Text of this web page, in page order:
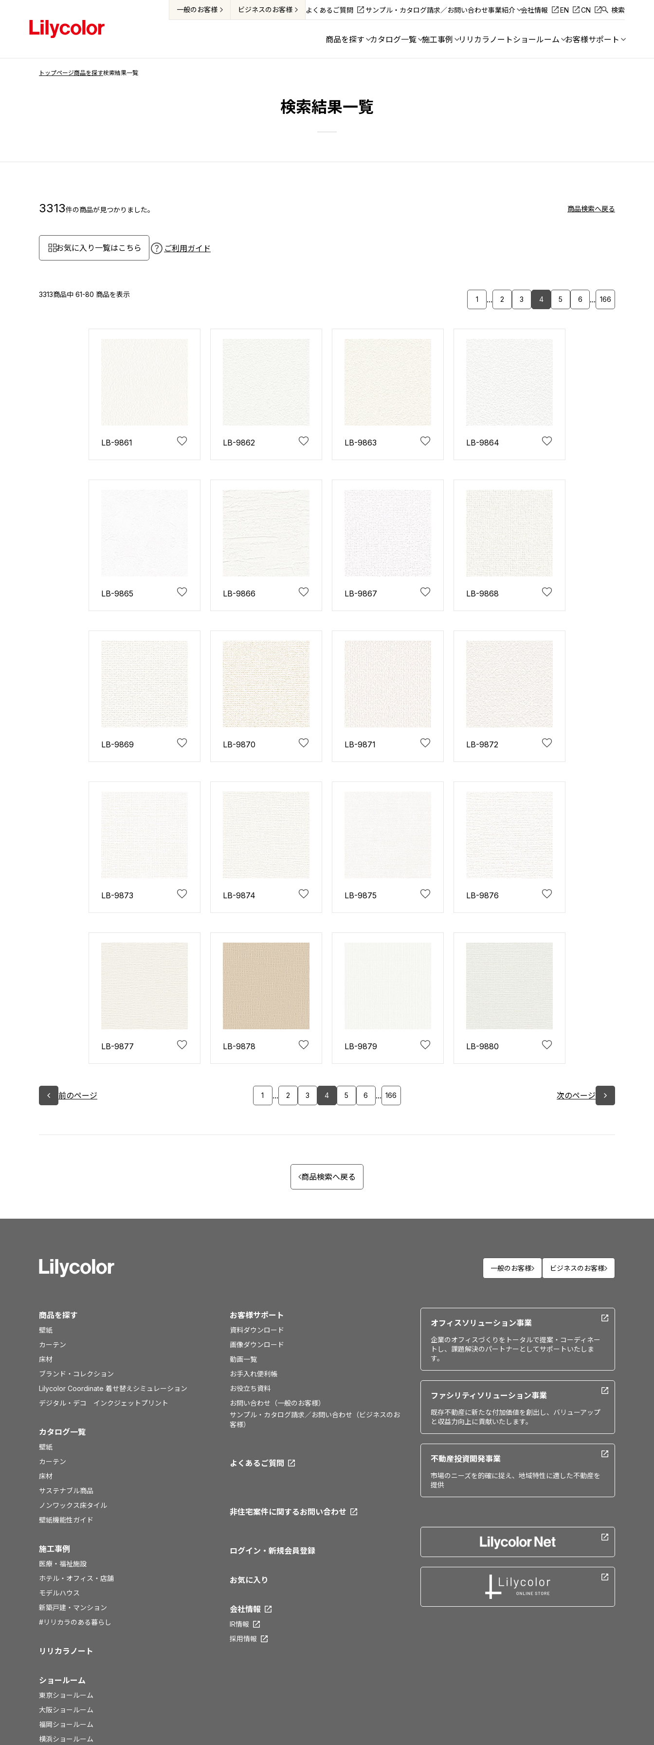
一般のお客様 ビジネスのお客様 よくあるご質問 サンプル・カタログ請求／お問い合わせ事業紹介 会社情報 EN CN 検索
商品を探す カタログ一覧 施工事例 リリカラノートショールーム お客様サポート
トップページ商品を探す検索結果一覧
検索結果一覧
3313件の商品が見つかりました。 商品検索へ戻る
お気に入り一覧はこちら ご利用ガイド
3313商品中 61-80 商品を表示
1 ... 2 3 4 5 6 ... 166
LB-9861 LB-9862 LB-9863 LB-9864
LB-9865 LB-9866 LB-9867 LB-9868
LB-9869 LB-9870 LB-9871 LB-9872
LB-9873 LB-9874 LB-9875 LB-9876
LB-9877 LB-9878 LB-9879 LB-9880
前のページ 1 ... 2 3 4 5 6 ... 166 次のページ
商品検索へ戻る
一般のお客様 ビジネスのお客様
商品を探す
壁紙
カーテン
床材
ブランド・コレクション
Lilycolor Coordinate 着せ替えシミュレーション
デジタル・デコ インクジェットプリント
カタログ一覧
壁紙
カーテン
床材
サステナブル商品
ノンワックス床タイル
壁紙機能性ガイド
施工事例
医療・福祉施設
ホテル・オフィス・店舗
モデルハウス
新築戸建・マンション
#リリカラのある暮らし
リリカラノート
ショールーム
東京ショールーム
大阪ショールーム
福岡ショールーム
横浜ショールーム
お客様サポート
資料ダウンロード
画像ダウンロード
動画一覧
お手入れ便利帳
お役立ち資料
お問い合わせ（一般のお客様）
サンプル・カタログ請求／お問い合わせ（ビジネスのお
客様）
よくあるご質問
非住宅案件に関するお問い合わせ
ログイン・新規会員登録
お気に入り
会社情報
IR情報
採用情報
オフィスソリューション事業
企業のオフィスづくりをトータルで提案・コーディネー
トし、課題解決のパートナーとしてサポートいたしま
す。
ファシリティソリューション事業
既存不動産に新たな付加価値を創出し、バリューアップ
と収益力向上に貢献いたします。
不動産投資開発事業
市場のニーズを的確に捉え、地域特性に適した不動産を
提供